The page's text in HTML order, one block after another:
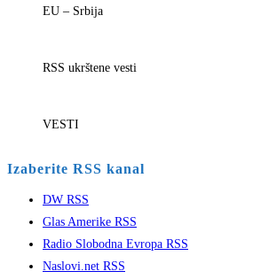
EU – Srbija
RSS ukrštene vesti
VESTI
Izaberite RSS kanal
DW RSS
Glas Amerike RSS
Radio Slobodna Evropa RSS
Naslovi.net RSS